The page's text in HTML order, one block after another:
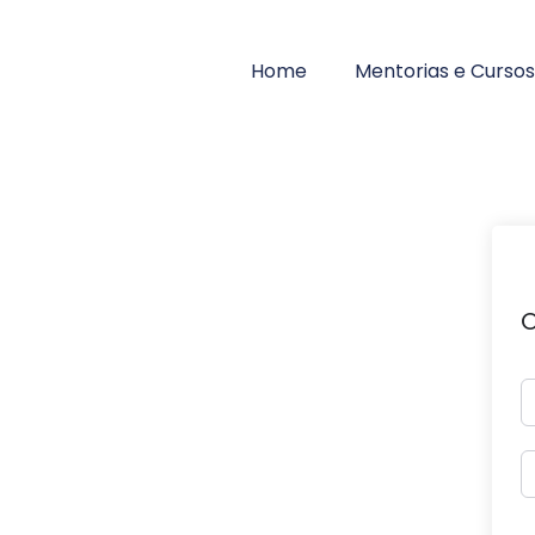
Home Mentorias e Cursos